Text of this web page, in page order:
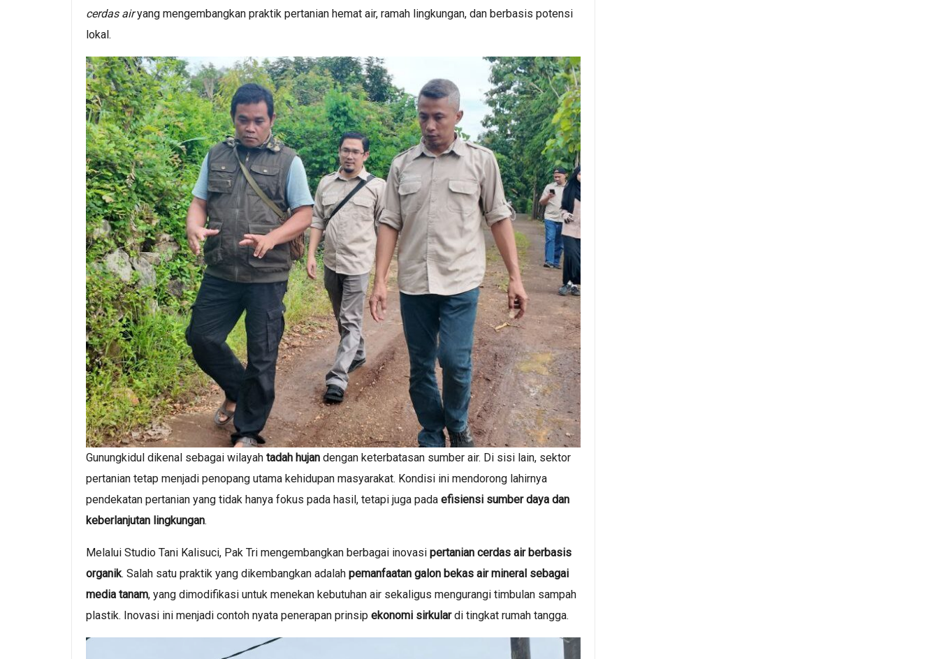
cerdas airyang mengembangkan praktik pertanian hemat air, ramah lingkungan, dan berbasis potensi
lokal.
Gunungkidul dikenal sebagai wilayah tadah hujan dengan keterbatasan sumber air. Di sisi lain, sektor
pertanian tetap menjadi penopang utama kehidupan masyarakat. Kondisi ini mendorong lahirnya
pendekatan pertanian yang tidak hanya fokus pada hasil, tetapi juga pada efisiensi sumber daya dan
keberlanjutan lingkungan.
Melalui Studio Tani Kalisuci, Pak Tri mengembangkan berbagai inovasi pertanian cerdas air berbasis
organik. Salah satu praktik yang dikembangkan adalah pemanfaatan galon bekas air mineral sebagai
media tanam, yang dimodifikasi untuk menekan kebutuhan air sekaligus mengurangi timbulan sampah
plastik. Inovasi ini menjadi contoh nyata penerapan prinsip ekonomi sirkulardi tingkat rumah tangga.